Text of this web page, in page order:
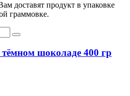
доставят продукт в упаковке
граммовке.
шоколаде 400 гр